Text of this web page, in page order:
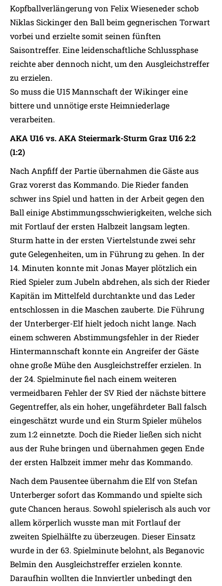
Kopfballverlängerung von Felix Wieseneder schob
Niklas Sickinger den Ball beim gegnerischen Torwart
vorbei und erzielte somit seinen fünften
Saisontreffer. Eine leidenschaftliche Schlussphase
reichte aber dennoch nicht, um den Ausgleichstreffer
zu erzielen.
So muss die U15 Mannschaft der Wikinger eine
bittere und unnötige erste Heimniederlage
verarbeiten.
AKA U16 vs. AKA Steiermark-Sturm Graz U16 2:2
(1:2)
Nach Anpfiff der Partie übernahmen die Gäste aus
Graz vorerst das Kommando. Die Rieder fanden
schwer ins Spiel und hatten in der Arbeit gegen den
Ball einige Abstimmungsschwierigkeiten, welche sich
mit Fortlauf der ersten Halbzeit langsam legten.
Sturm hatte in der ersten Viertelstunde zwei sehr
gute Gelegenheiten, um in Führung zu gehen. In der
14. Minuten konnte mit Jonas Mayer plötzlich ein
Ried Spieler zum Jubeln abdrehen, als sich der Rieder
Kapitän im Mittelfeld durchtankte und das Leder
entschlossen in die Maschen zauberte. Die Führung
der Unterberger-Elf hielt jedoch nicht lange. Nach
einem schweren Abstimmungsfehler in der Rieder
Hintermannschaft konnte ein Angreifer der Gäste
ohne große Mühe den Ausgleichstreffer erzielen. In
der 24. Spielminute fiel nach einem weiteren
vermeidbaren Fehler der SV Ried der nächste bittere
Gegentreffer, als ein hoher, ungefährdeter Ball falsch
eingeschätzt wurde und ein Sturm Spieler mühelos
zum 1:2 einnetzte. Doch die Rieder ließen sich nicht
aus der Ruhe bringen und übernahmen gegen Ende
der ersten Halbzeit immer mehr das Kommando.
Nach dem Pausentee übernahm die Elf von Stefan
Unterberger sofort das Kommando und spielte sich
gute Chancen heraus. Sowohl spielerisch als auch vor
allem körperlich wusste man mit Fortlauf der
zweiten Spielhälfte zu überzeugen. Dieser Einsatz
wurde in der 63. Spielminute belohnt, als Beganovic
Belmin den Ausgleichstreffer erzielen konnte.
Daraufhin wollten die Innviertler unbedingt den